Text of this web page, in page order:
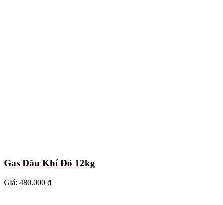
Gas Dầu Khí Đỏ 12kg
Giá: 480.000 ₫